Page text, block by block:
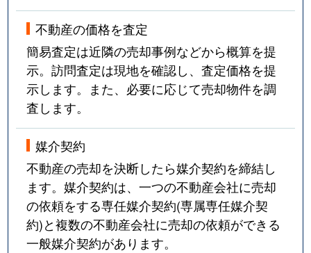
不動産の価格を査定
簡易査定は近隣の売却事例などから概算を提
示。訪問査定は現地を確認し、査定価格を提
示します。また、必要に応じて売却物件を調
査します。
媒介契約
不動産の売却を決断したら媒介契約を締結し
ます。媒介契約は、一つの不動産会社に売却
の依頼をする専任媒介契約(専属専任媒介契
約)と複数の不動産会社に売却の依頼ができる
一般媒介契約があります。